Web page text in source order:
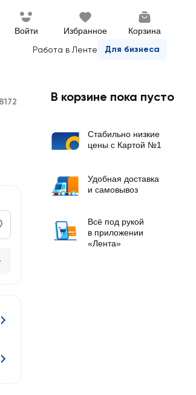
Войти Избранное Корзина
Работа в Ленте Для бизнеса
В корзине пока пусто
Стабильно низкие
цены с Картой №1
Удобная доставка
и самовывоз
Всё под рукой
в приложении
«Лента»